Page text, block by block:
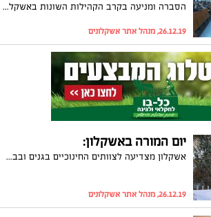
הסברה ומניעה בקרב הקהילות השונות באשקלון: גלישה בטוחה ברשת וסדנאות כיתתיות בנושא התמכרויות הם רק חלק מהפעולות שנעשו במסגרת החודש האחרון
26.12.19, מנהל אתר אשקלונים
יום המורה באשקלון:
אשקלון מצדיעה לצוותים החינוכיים בגנים ובבתי הספר
26.12.19, מנהל אתר אשקלונים